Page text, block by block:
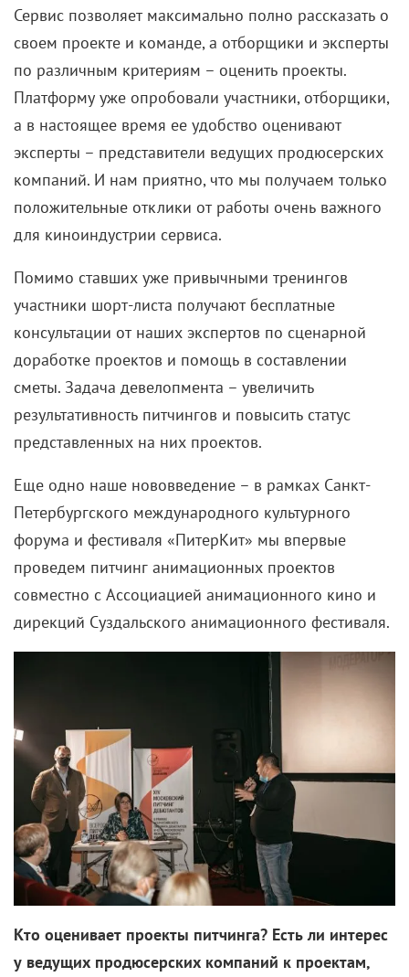
В советское время такая география командировок –
уже успех! А тут еще и должность – главный
телережиссер страны. Как вам это удалось?
— Наверное, я оказалась в нужное время в нужном
месте и просто делала свое дело. Я ни разу не
сказала «нет», когда меня вызывали из отпуска,
лишали праздника. Всегда говорила: «Хорошо». В
1986 году, помню, газета «Вашингтон Пост» брала
то дурацкие, как мне казалось, вопросы:«Скажите,
кто ваша спина? Кто вам помогает? Кто вас
продвигает?» А у меня не было никого! И когда я
сказала, что я из сибирской глубинки, у меня нет
покровителей в правительстве, муж – обычный
редактор… Они все никак не могли поверить в это.
И интересно, что когда возглавил страну Горбачев,
он поменял все окружение! Но я осталась и
прекрасно с ним работала. При Ельцине тоже всех
убрали. А меня он сохранил. Причем для меня это
стало неожиданностью: за 5 лет до этого случайно
встретились в Зеленограде и час проговорили, а он,
как оказалось, запомнил. Когда Борис Николаевич
стал президентом, ему отправили другого
режиссера, но он вызвал меня. Я всегда общалась с
первыми лицами спокойно, не трепетала,
разговаривала на равных.